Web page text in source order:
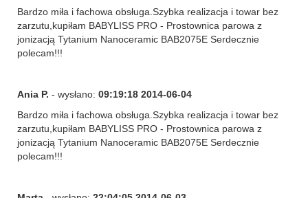
Bardzo miła i fachowa obsługa.Szybka realizacja i towar bez
zarzutu,kupiłam BABYLISS PRO - Prostownica parowa z
jonizacją Tytanium Nanoceramic BAB2075E Serdecznie
polecam!!!
Ania P. - wysłano: 09:19:18 2014-06-04
Bardzo miła i fachowa obsługa.Szybka realizacja i towar bez
zarzutu,kupiłam BABYLISS PRO - Prostownica parowa z
jonizacją Tytanium Nanoceramic BAB2075E Serdecznie
polecam!!!